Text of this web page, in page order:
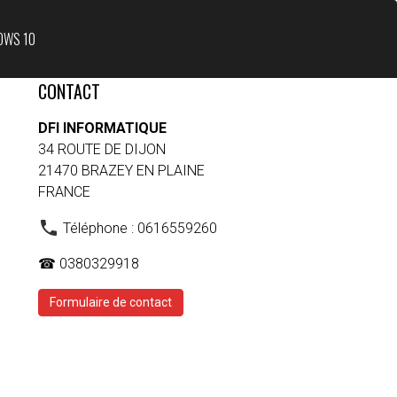
10
CONTACT
DFI INFORMATIQUE
34 ROUTE DE DIJON
21470 BRAZEY EN PLAINE
FRANCE
Téléphone : 0616559260
☎ 0380329918
Formulaire de contact